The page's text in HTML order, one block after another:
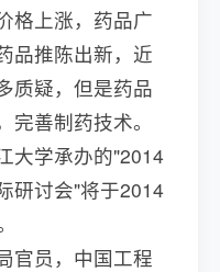
格上涨，药品广
品推陈出新，近
质疑，但是药品
善制药技术。
大学承办的"2014
研讨会"将于2014
官员，中国工程